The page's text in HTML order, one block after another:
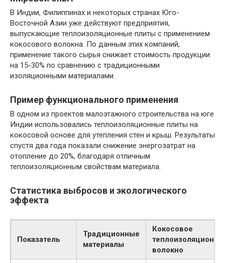
В Индии, Филиппинах и некоторых странах Юго-
Восточной Азии уже действуют предприятия,
выпускающие теплоизоляционные плиты с применением
кокосового волокна. По данным этих компаний,
применение такого сырья снижает стоимость продукции
на 15-30% по сравнению с традиционными
изоляционными материалами.
Пример функционального применения
В одном из проектов малоэтажного строительства на юге
Индии использовались теплоизоляционные плиты на
кокосовой основе для утепления стен и крыш. Результаты
спустя два года показали снижение энергозатрат на
отопление до 20%, благодаря отличным
теплоизоляционным свойствам материала.
Статистика выбросов и экологического
эффекта
Показатель
Традиционные
материалы
Кокосовое
волокно